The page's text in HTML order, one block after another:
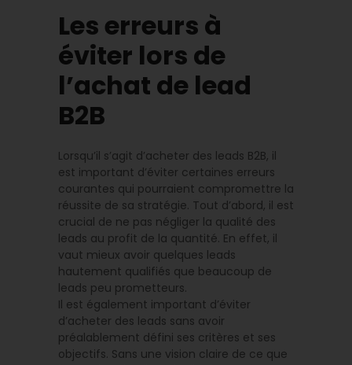
Les erreurs à
éviter lors de
l’achat de lead
B2B
Lorsqu’il s’agit d’acheter des leads B2B, il
est important d’éviter certaines erreurs
courantes qui pourraient compromettre la
réussite de sa stratégie. Tout d’abord, il est
crucial de ne pas négliger la qualité des
leads au profit de la quantité. En effet, il
vaut mieux avoir quelques leads
hautement qualifiés que beaucoup de
leads peu prometteurs.
Il est également important d’éviter
d’acheter des leads sans avoir
préalablement défini ses critères et ses
objectifs. Sans une vision claire de ce que